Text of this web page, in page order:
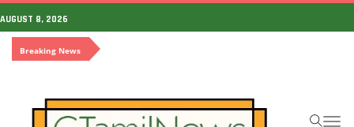
AUGUST 8, 2026
Breaking News